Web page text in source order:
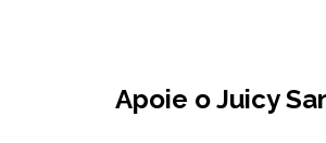
Apoie o Juicy